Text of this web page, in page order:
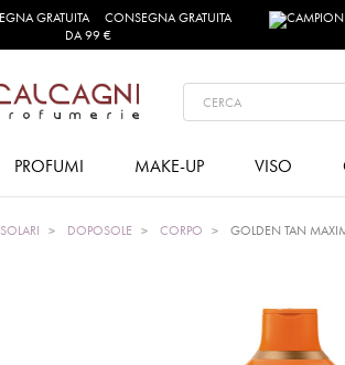
CONSEGNA GRATUITA
DA 99 €
PROFUMI MAKE-UP VISO
SOLARI DOPOSOLE CORPO GOLDEN TAN